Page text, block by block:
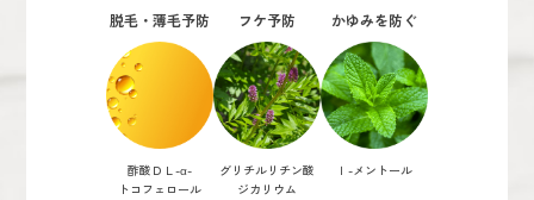
脱毛・薄毛予防
酢酸ＤＬ-α-
トコフェロール
フケ予防
グリチルリチン酸
ジカリウム
かゆみを防ぐ
ｌ-メントール